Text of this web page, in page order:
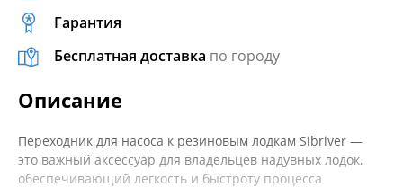
Гарантия
Бесплатная доставка по городу
Описание
Переходник для насоса к резиновым лодкам Sibriver —
это важный аксессуар для владельцев надувных лодок,
обеспечивающий легкость и быстроту процесса